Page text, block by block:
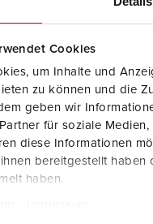
Cookies
um Inhalte und
zu können und die
geben wir
für soziale
diese Informationen
bereitgestellt
haben.